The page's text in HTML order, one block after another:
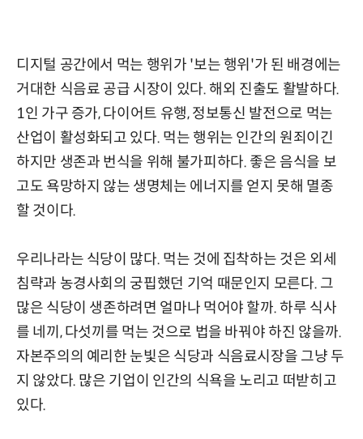
디지털 공간에서 먹는 행위가 '보는 행위'가 된 배경에는
거대한 식음료 공급 시장이 있다. 해외 진출도 활발하다.
1인 가구 증가, 다이어트 유행, 정보통신 발전으로 먹는
산업이 활성화되고 있다. 먹는 행위는 인간의 원죄이긴
하지만 생존과 번식을 위해 불가피하다. 좋은 음식을 보
고도 욕망하지 않는 생명체는 에너지를 얻지 못해 멸종
할 것이다.
우리나라는 식당이 많다. 먹는 것에 집착하는 것은 외세
침략과 농경사회의 궁핍했던 기억 때문인지 모른다. 그
많은 식당이 생존하려면 얼마나 먹어야 할까. 하루 식사
를 네끼, 다섯끼를 먹는 것으로 법을 바꿔야 하진 않을까.
자본주의의 예리한 눈빛은 식당과 식음료시장을 그냥 두
지 않았다. 많은 기업이 인간의 식욕을 노리고 떠받히고
있다.